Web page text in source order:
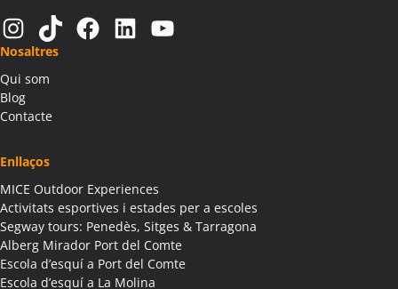
Activitats Teambuilding Empreses Alàs i Cerc
Activitats Família Amics Alàs i Cerc
Colònies Escolars Alàs i Cerc
Activitats Teambuilding Empreses Albagés
Activitats Família Amics Albagés
Colònies Escolars Albanyà
Activitats Teambuilding Empreses Albatàrrec
Activitats Família Amics Albatàrrec
Colònies Escolars Albatàrrec
Instagram TikTok Facebook LinkedIn YouTube
Nosaltres
Qui som
Blog
Contacte
Enllaços
MICE Outdoor Experiences
Activitats esportives i estades per a escoles
Segway tours: Penedès, Sitges & Tarragona
Alberg Mirador Port del Comte
Escola d’esquí a Port del Comte
Escola d’esquí a La Molina